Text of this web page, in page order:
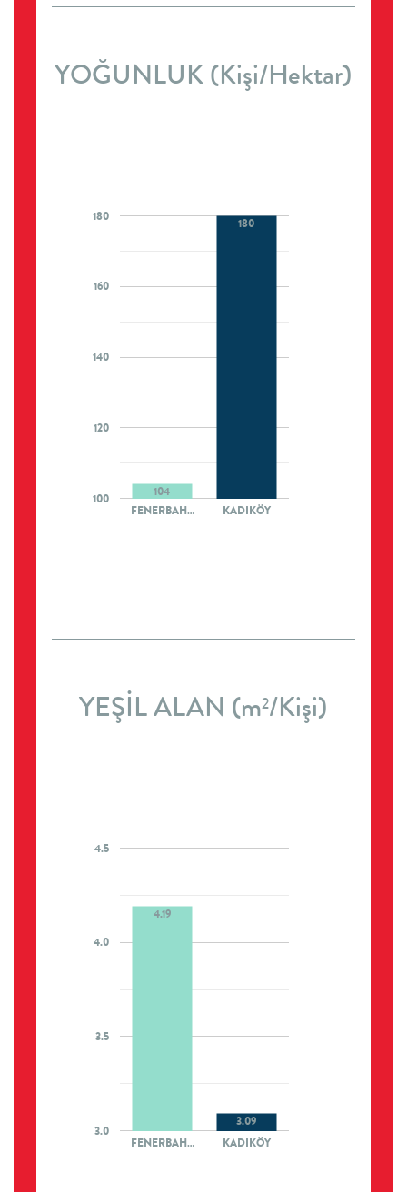
YOĞUNLUK (Kişi/Hektar)
FENERBAH… KADIKÖY
100
120
140
160
180
104
180
YEŞİL ALAN (m2/Kişi)
FENERBAH… KADIKÖY
3.0
3.5
4.0
4.5
4.19
3.09